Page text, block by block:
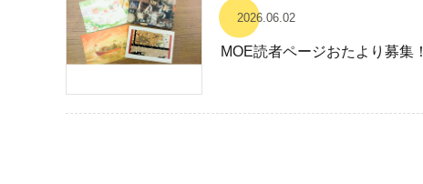
2026.06.02
MOE読者ページおたより募集！